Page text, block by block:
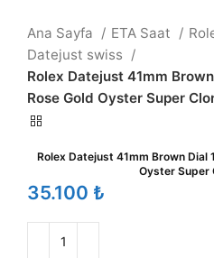
Ana Sayfa ETA Saat
Datejust swiss
Rolex Datejust 41mm
Rose Gold Oyster Super
Rolex Datejust 41mm Brown Dial
Oyster Super
₺